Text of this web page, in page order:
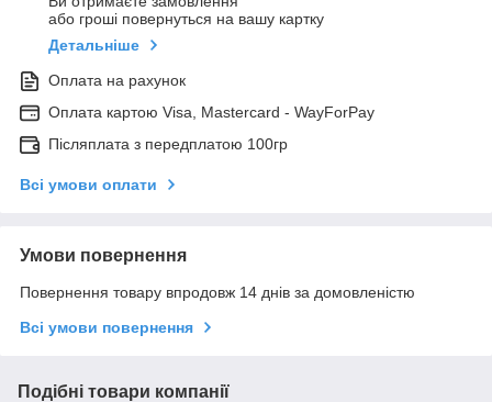
або гроші повернуться на вашу картку
Детальніше
Оплата на рахунок
Оплата картою Visa, Mastercard - WayForPay
Післяплата з передплатою 100гр
Всі умови оплати
Умови повернення
Повернення товару впродовж 14 днів за домовленістю
Всі умови повернення
Подібні товари компанії